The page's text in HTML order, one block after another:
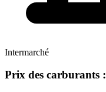
Intermarché
Prix des carburants :